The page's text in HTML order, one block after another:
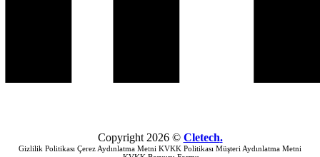
Copyright2026© Cletech.
Gizlilik Politikası Çerez Aydınlatma Metni KVKK Politikası Müşteri Aydınlatma Metni